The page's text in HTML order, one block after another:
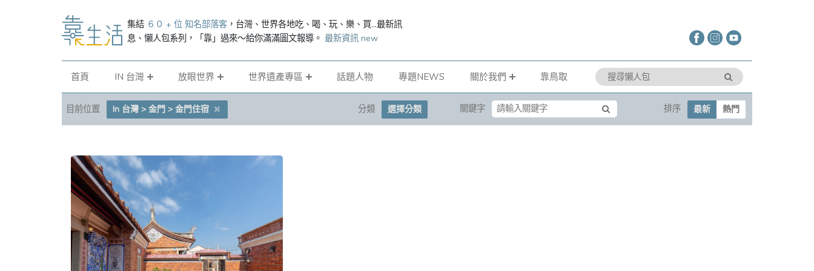
集結 ６０ + 位 知名部落客 ，台灣、世界各地吃、喝、玩、樂、買...最新訊
息、懶人包系列，「靠」過來～給你滿滿圖文報導。 最新資訊 new
首頁 IN 台灣 放眼世界 世界遺產專區 話題人物 專題NEWS 關於我們 靠鳥取
目前位置 In 台灣 > 金門 > 金門住宿 分類 選擇分類 關鍵字 排序 最新 熱門